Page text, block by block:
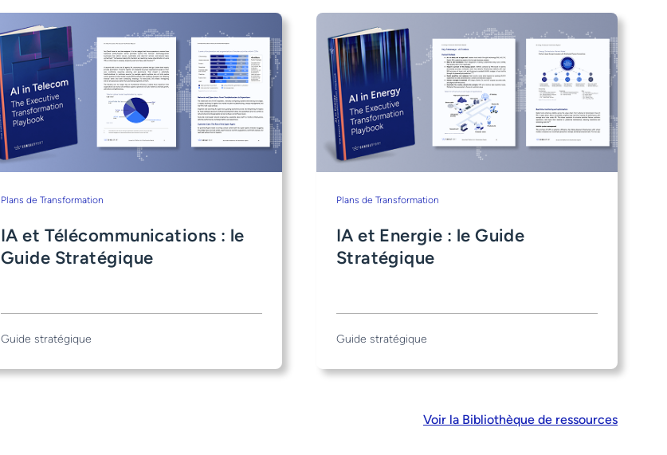
Plans de Transformation
IA et Télécommunications : le
Guide Stratégique
Guide stratégique
Plans de Transformation
IA et Energie : le Guide
Stratégique
Guide stratégique
Voir la Bibliothèque de ressources